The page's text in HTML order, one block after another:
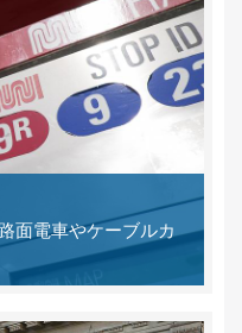
面電車やケーブルカ